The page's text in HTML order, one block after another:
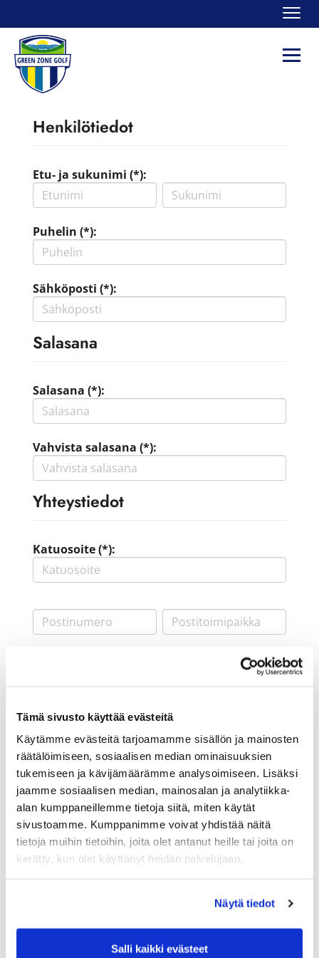
Tämä sivusto käyttää evästeitä
Käytämme evästeitä tarjoamamme sisällön ja mainosten
räätälöimiseen, sosiaalisen median ominaisuuksien
tukemiseen ja kävijämäärämme analysoimiseen. Lisäksi
jaamme sosiaalisen median, mainosalan ja analytiikka-
alan kumppaneillemme tietoja siitä, miten käytät
sivustoamme. Kumppanimme voivat yhdistää näitä
tietoja muihin tietoihin, joita olet antanut heille tai joita on
kerätty, kun olet käyttänyt heidän palvelujaan.
Näytä tiedot
Salli kaikki evästeet
Henkilötiedot
Etu- ja sukunimi (*):
Puhelin (*):
Sähköposti (*):
Salasana
Salasana (*):
Vahvista salasana (*):
Yhteystiedot
Katuosoite (*):
Golf jäsenyys
Valitse seura:
Jäsennumero:
Lisätiedot